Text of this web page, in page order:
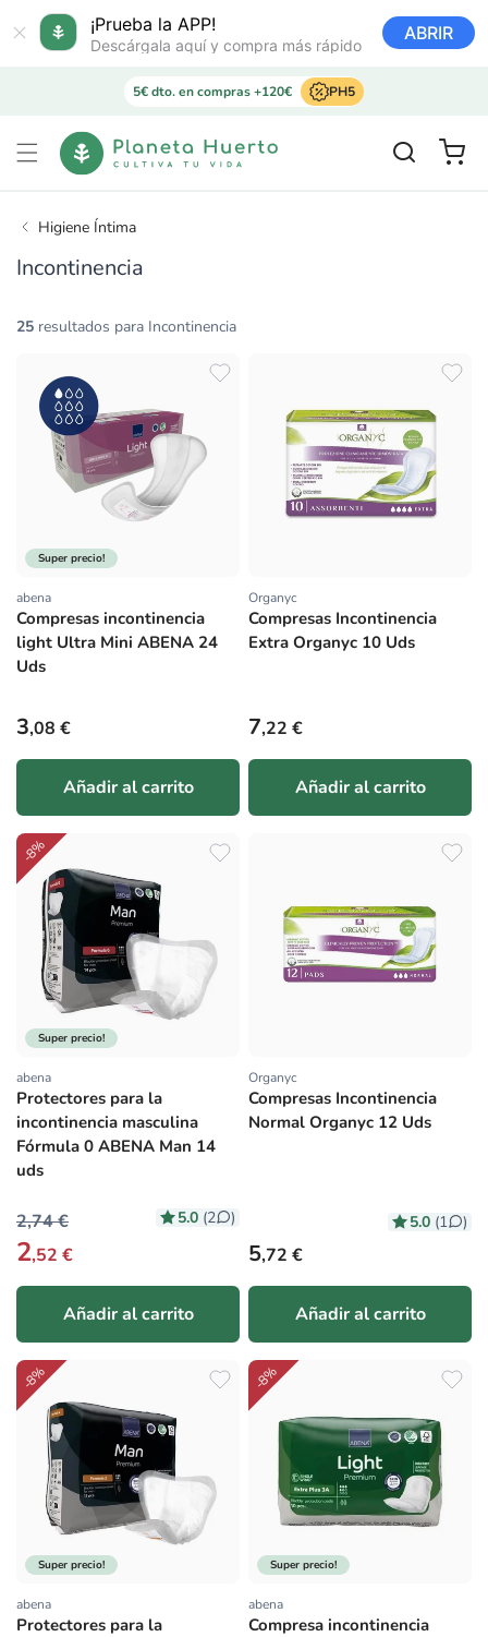
¡Prueba la APP!
Descárgala aquí y compra más rápido
ABRIR
directamente
al contenido
5€ dto. en compras +120€ PH5
Carrito
Higiene Íntima
Incontinencia
25 resultados para Incontinencia
Super precio!
Proveedor:
abena
Compresas incontinencia
light Ultra Mini ABENA 24
Uds
Precio habitual
3,08 €
Añadir al carrito
Proveedor:
Organyc
Compresas Incontinencia
Extra Organyc 10 Uds
Precio habitual
7,22 €
Añadir al carrito
-8%
Super precio!
Proveedor:
abena
Protectores para la
incontinencia masculina
Fórmula 0 ABENA Man 14
uds
5.0 (2 )
2,74 €
2,52 €
Añadir al carrito
Proveedor:
Organyc
Compresas Incontinencia
Normal Organyc 12 Uds
5.0 (1 )
Precio habitual
5,72 €
Añadir al carrito
-8%
Super precio!
Proveedor:
abena
Protectores para la
-8%
Super precio!
Proveedor:
abena
Compresa incontinencia